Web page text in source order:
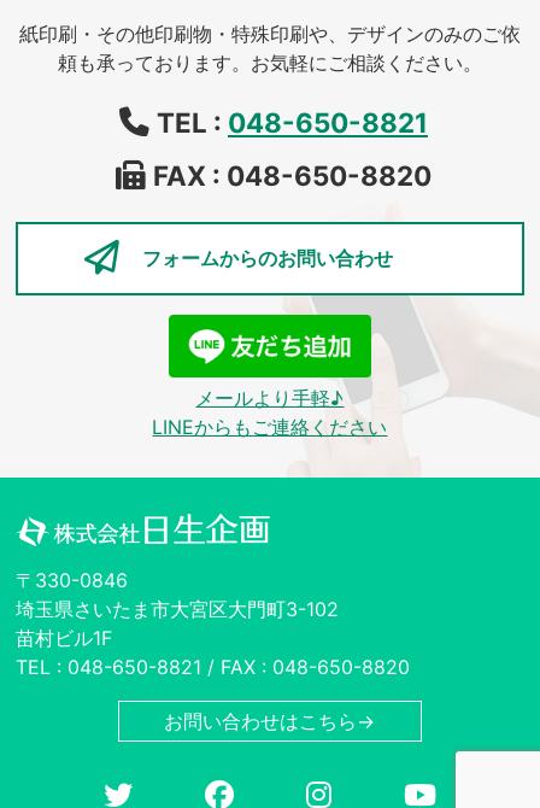
紙印刷・その他印刷物・特殊印刷や、デザインのみのご依
頼も承っております。お気軽にご相談ください。
TEL : 048-650-8821
FAX : 048-650-8820
フォームからのお問い合わせ
メールより手軽♪
LINEからもご連絡ください
〒330-0846
埼玉県さいたま市大宮区大門町3-102
苗村ビル1F
TEL : 048-650-8821 / FAX : 048-650-8820
お問い合わせはこちら→